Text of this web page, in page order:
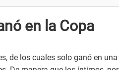
en la Copa
de los cuales solo ganó en una